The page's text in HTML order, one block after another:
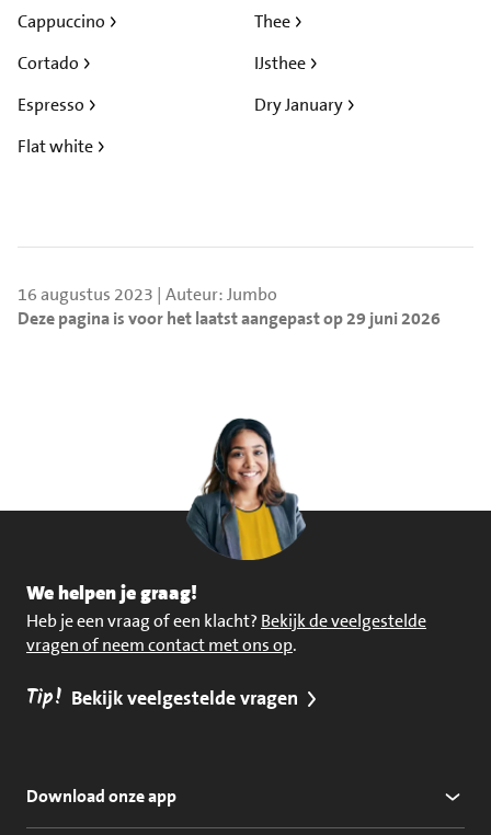
Cappuccino
Cortado
Espresso
Flat white
Thee
IJsthee
Dry January
16 augustus 2023 | Auteur: Jumbo
Deze pagina is voor het laatst aangepast op 29 juni 2026
We helpen je graag!
Heb je een vraag of een klacht? Bekijk de veelgestelde
vragen of neem contact met ons op.
Tip! Bekijk veelgestelde vragen
Download onze app